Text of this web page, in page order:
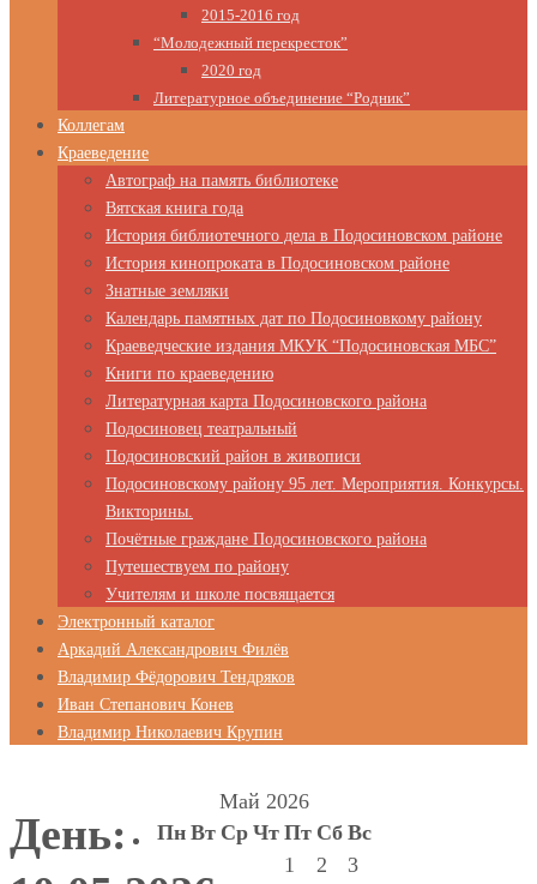
2015-2016 год
“Молодежный перекресток”
2020 год
Литературное объединение “Родник”
Коллегам
Краеведение
Автограф на память библиотеке
Вятская книга года
История библиотечного дела в Подосиновском районе
История кинопроката в Подосиновском районе
Знатные земляки
Календарь памятных дат по Подосиновкому району
Краеведческие издания МКУК “Подосиновская МБС”
Книги по краеведению
Литературная карта Подосиновского района
Подосиновец театральный
Подосиновский район в живописи
Подосиновскому району 95 лет. Мероприятия. Конкурсы.
Викторины.
Почётные граждане Подосиновского района
Путешествуем по району
Учителям и школе посвящается
Электронный каталог
Аркадий Александрович Филёв
Владимир Фёдорович Тендряков
Иван Степанович Конев
Владимир Николаевич Крупин
День:
Май 2026
Пн Вт Ср Чт Пт Сб Вс
1
2 3